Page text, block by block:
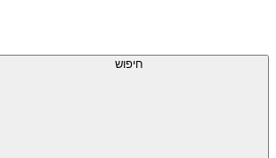
עליון
חיפוש